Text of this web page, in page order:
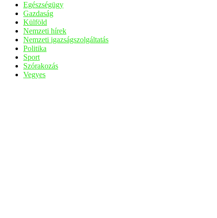
Egészségügy
Gazdaság
Külföld
Nemzeti hírek
Nemzeti igazságszolgáltatás
Politika
Sport
Szórakozás
Vegyes